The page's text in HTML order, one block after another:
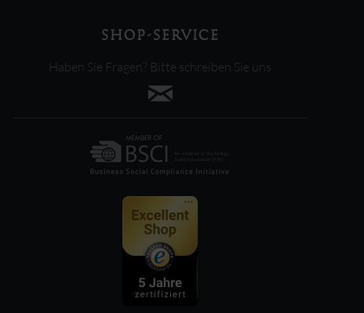
SHOP-SERVICE
Haben Sie Fragen? Bitte schreiben Sie uns